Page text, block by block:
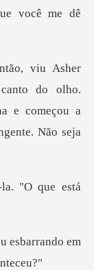
do olho.
e com
la. "O que e
esbarrando em